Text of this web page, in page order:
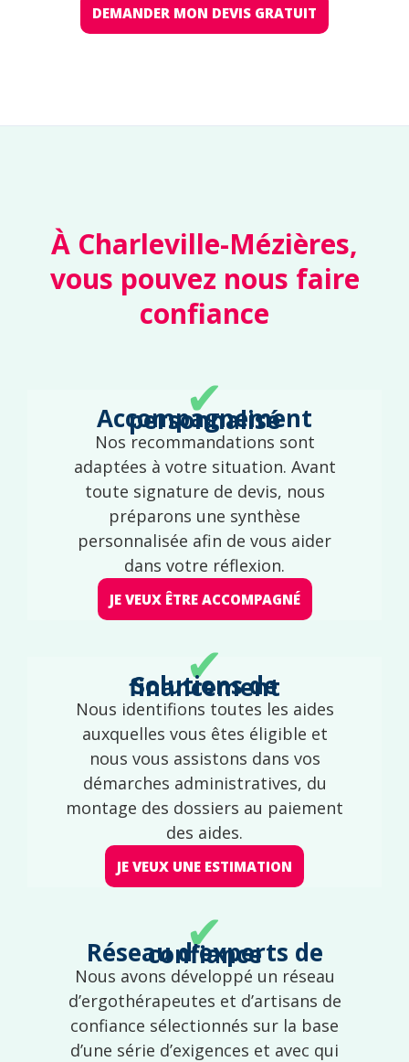
DEMANDER MON DEVIS GRATUIT
À Charleville-Mézières,
vous pouvez nous faire
confiance
✔
Accompagnement personnalisé
Nos recommandations sont
adaptées à votre situation. Avant
toute signature de devis, nous
préparons une synthèse
personnalisée afin de vous aider
dans votre réflexion.
JE VEUX ÊTRE ACCOMPAGNÉ
✔
Solutions de financement
Nous identifions toutes les aides
auxquelles vous êtes éligible et
nous vous assistons dans vos
démarches administratives, du
montage des dossiers au paiement
des aides.
JE VEUX UNE ESTIMATION
✔
Réseau d'experts de confiance
Nous avons développé un réseau
d’ergothérapeutes et d’artisans de
confiance sélectionnés sur la base
d’une série d’exigences et avec qui